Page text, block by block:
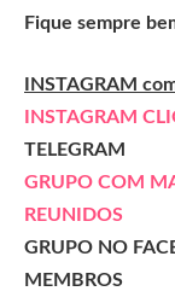
Fique sempre
INSTAGRAM
INSTAGRAM
TELEGRAM
GRUPO COM
REUNIDOS
GRUPO NO
MEMBROS